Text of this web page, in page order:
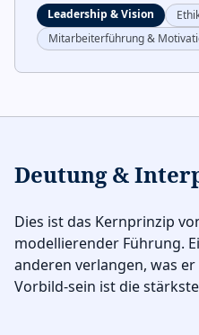
Leadership & Vision
Mitarbeiterführung &
Deutung &
Dies ist das Kernprinzip
modellierender Führung.
anderen verlangen, was
Vorbild-sein ist die